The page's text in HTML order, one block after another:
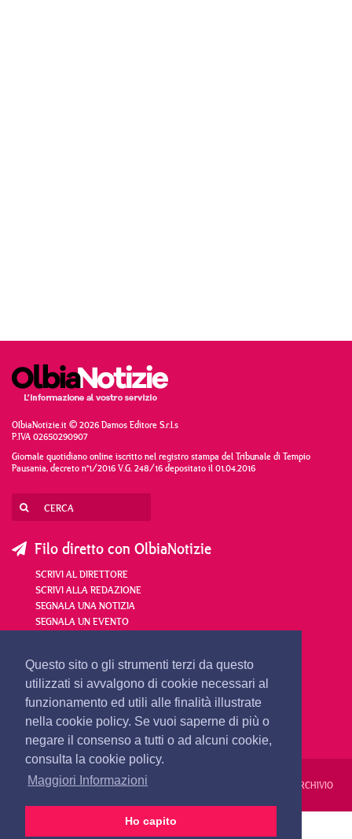
Questo sito o gli strumenti terzi da questo
utilizzati si avvalgono di cookie necessari al
funzionamento ed utili alle finalità illustrate
nella cookie policy. Se vuoi saperne di più o
negare il consenso a tutti o ad alcuni cookie,
consulta la cookie policy.
Maggiori Informazioni
Ho capito
OlbiaNotizie.it © 2026 Damos Editore S.r.l.s
P.IVA 02650290907
Giornale quotidiano online iscritto nel registro stampa del Tribunale di Tempio
Pausania, decreto n°1/2016 V.G. 248/16 depositato il 01.04.2016
Filo diretto con OlbiaNotizie
SCRIVI AL DIRETTORE
SCRIVI ALLA REDAZIONE
SEGNALA UNA NOTIZIA
SEGNALA UN EVENTO
redazione@olbianotizie.it
REDAZIONE PUBBLICITÀ PRIVACY E COOKIES ARCHIVIO
24 ORE VIDEO